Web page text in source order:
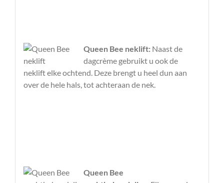
Queen Bee neklift:Naast de
dagcrème gebruikt u ook de
neklift elke ochtend. Deze brengt u heel dun aan
over de hele hals, tot achteraan de nek.
Queen Bee